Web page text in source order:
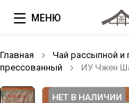
МЕНЮ
Главная Чай рассыпной и
прессованный
ИУ Чжен
НЕТ В НАЛИЧИИ